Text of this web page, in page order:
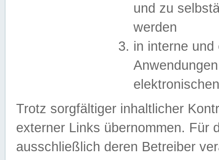
und zu
werden
in interne
Trotz sorgfältiger inhaltlicher
externer Links übernommen. Für
ausschließlich deren Betreiber